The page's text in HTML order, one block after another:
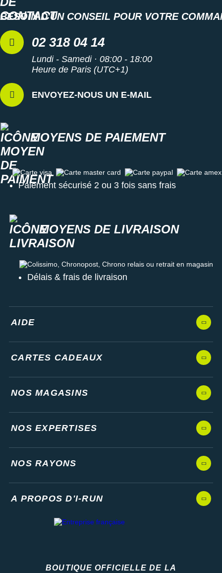
BESOIN D'UN CONSEIL POUR VOTRE
02 318 04 14
Lundi - Samedi · 08:00 - 18:00
Heure de Paris (UTC+1)
ENVOYEZ-NOUS UN E-MAIL
MOYENS DE PAIEMENT
Carte visa Carte master card Carte paypal Carte amex
Paiement sécurisé 2 ou 3 fois sans frais
MOYENS DE LIVRAISON
Colissimo, Chronopost, Chrono relais ou retrait en magasin
Délais & frais de livraison
AIDE
CARTES CADEAUX
NOS MAGASINS
NOS EXPERTISES
NOS RAYONS
A PROPOS D'I-RUN
BOUTIQUE OFFICIELLE DE LA